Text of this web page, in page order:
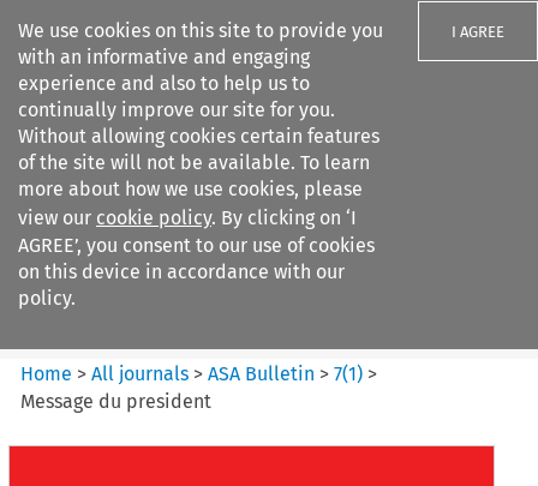
We use cookies on this site to provide you
with an informative and engaging
experience and also to help us to
continually improve our site for you.
Without allowing cookies certain features
of the site will not be available. To learn
more about how we use cookies, please
view our cookie policy. By clicking on ‘I
AGREE’, you consent to our use of cookies
on this device in accordance with our
policy.
I AGREE
Search filters
ASA Bulletin
Home >All journals >ASA Bulletin >7(1) >
Message du president